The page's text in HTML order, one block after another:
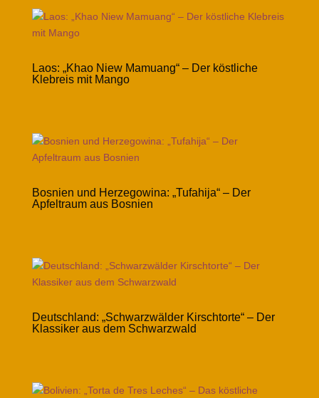
Laos: „Khao Niew Mamuang“ – Der köstliche
Klebreis mit Mango
Bosnien und Herzegowina: „Tufahija“ – Der
Apfeltraum aus Bosnien
Deutschland: „Schwarzwälder Kirschtorte“ – Der
Klassiker aus dem Schwarzwald